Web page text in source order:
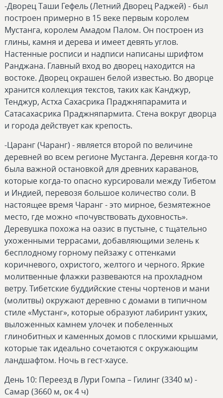
-Дворец Таши Гефель (Летний Дворец Раджей) - был
построен примерно в 15 веке первым королем
Мустанга, королем Амадом Палом. Он построен из
глины, камня и дерева и имеет девять углов.
Настенные росписи и надписи написаны шрифтом
Ранджана. Главный вход во дворец находится на
востоке. Дворец окрашен белой известью. Во дворце
хранится коллекция текстов, таких как Канджур,
Тенджур, Астха Сахасрика Праджняпарамита и
Сатасахасрика Праджняпармита. Стена вокруг дворца
и города действует как крепость.
-Царанг (Чаранг) - является второй по величине
деревней во всем регионе Мустанга. Деревня когда-то
была важной остановкой для древних караванов,
которые когда-то опасно курсировали между Тибетом
и Индией, перевозя большое количество соли. В
настоящее время Чаранг - это мирное, безмятежное
место, где можно «почувствовать духовность».
Деревушка похожа на оазис в пустыне, с тщательно
ухоженными террасами, добавляющими зелень к
бесплодному горному пейзажу с оттенками
коричневого, охристого, желтого и черного. Яркие
молитвенные флажки развеваются на прохладном
ветру. Тибетские буддийские стены чортенов и мани
(молитвы) окружают деревню с домами в типичном
стиле «Мустанг», которые образуют лабиринт узких,
выложенных камнем улочек и побеленных
глинобитных и каменных домов с плоскими крышами,
которые так идеально сочетаются с окружающим
ландшафтом. Ночь в гест-хаусе.
День 10: Переезд в Лури Гомпа – Гилинг (3340 м) -
Самар (3660 м, ок 4 ч)